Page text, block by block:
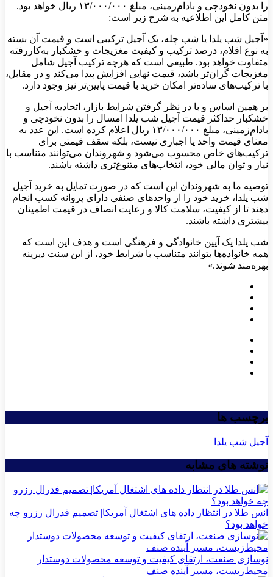
را بدون نخودچی و بادام‌زمینی، مبلغ ۱۳/۰۰۰/۰۰۰ ریال خواهد بود.
متن کامل این اطلاعیه به شرح زیر است:
«آجیل شب یلدا یا شب چله، یک آجیل ترکیبی است و قیمت آن بسته
به نوع اقلام، درصد ترکیب و کیفیت مغزیجات و خشکبار به‌کاررفته
متفاوت خواهد بود. طبیعی است که هرچه ترکیب آجیل شامل
مغزیجات گران‌تر باشد، قیمت نهایی افزایش پیدا می‌کند و در مقابل،
با ترکیب‌های ساده‌تر امکان خرید با قیمت پایین‌تر نیز وجود دارد.
بر همین اساس و با در نظر گرفتن شرایط بازار، اتحادیه آجیل و
خشکبار حداکثر قیمت آجیل شب یلدا امسال را بدون نخودچی و
بادام‌زمینی، مبلغ ۱۳/۰۰۰/۰۰۰ ریال اعلام کرده است. این عدد به
معنای قیمت واحد یا اجباری نیست، بلکه سقف قیمتی برای
ترکیب‌های خاص محسوب می‌شود و شهروندان می‌توانند متناسب با
نیاز و توان مالی خود، انتخاب‌های متنوع‌تری داشته باشند.
توصیه ما به شهروندان این است که در صورت تمایل به خرید آجیل
شب یلدا، خرید خود را از واحدهای صنفی دارای پروانه کسب انجام
دهند تا از کیفیت، سلامت کالا و رعایت انصاف در قیمت اطمینان
بیشتری داشته باشند.
شب یلدا یک آیین خانوادگی و فرهنگی است و هدف این است که
همه خانواده‌ها بتوانند متناسب با شرایط خود، از این سنت دیرینه
بهره‌مند شوند.»
برچسب ها
آجیل شب یلدا
نوشته های مشابه
انس طلا در انتظار داده های اشتغال آمریکا| تصمیم فدرال رزرو چه
خواهد بود؟
نوسازی صنعت، ارتقای کیفیت و توسعه محصولات دوستدار
محیط‌زیست، مسیر آینده صنف